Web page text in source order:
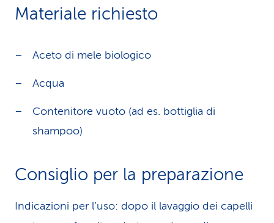
d
r
i
i
Materiale richiesto
Aceto di mele biologico
Acqua
Contenitore vuoto (ad es. bottiglia di
shampoo)
Consiglio per la preparazione
Indicazioni per l’uso: dopo il lavaggio dei capelli